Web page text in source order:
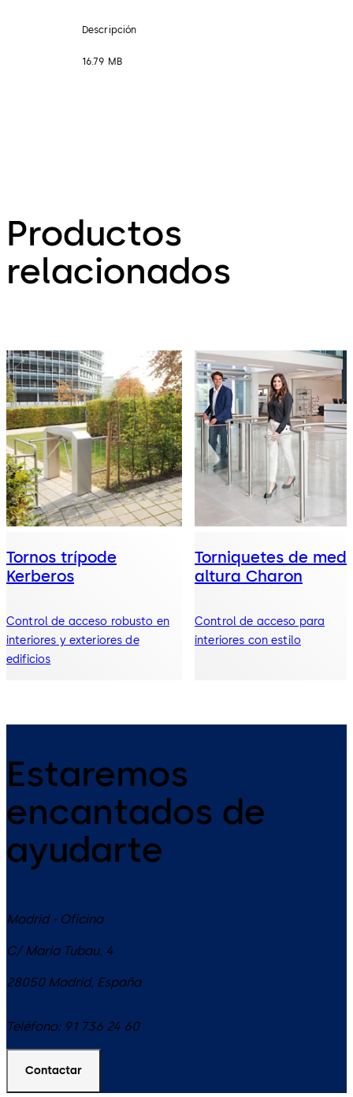
Descripción
16.79 MB
Productos
relacionados
Tornos trípode
Kerberos
Control de acceso robusto en
interiores y exteriores de
edificios
Torniquetes de
altura Charon
Control de acceso para
interiores con estilo
Estaremos
encantados de
ayudarte
Madrid - Oficina
C/ María Tubau, 4
28050 Madrid, España
Teléfono: 91 736 24 60
Contactar